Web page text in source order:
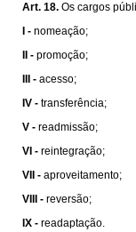
Art. 18. Os cargos
I - nomeação;
II - promoção;
III - acesso;
IV - transferência;
V - readmissão;
VI - reintegração;
VII - aproveitamento;
VIII - reversão;
IX - readaptação.